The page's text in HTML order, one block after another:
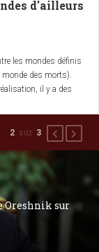
d'ailleurs
les mondes définis
monde des morts).
il y a des
Oreshnik sur
2 sur 3 Précédent